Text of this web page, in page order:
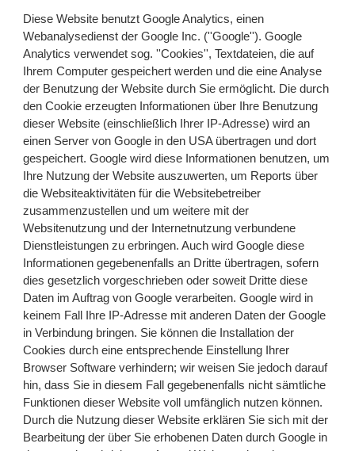
Diese Website benutzt Google Analytics, einen
Webanalysedienst der Google Inc. (''Google''). Google
Analytics verwendet sog. ''Cookies'', Textdateien, die auf
Ihrem Computer gespeichert werden und die eine Analyse
der Benutzung der Website durch Sie ermöglicht. Die durch
den Cookie erzeugten Informationen über Ihre Benutzung
dieser Website (einschließlich Ihrer IP-Adresse) wird an
einen Server von Google in den USA übertragen und dort
gespeichert. Google wird diese Informationen benutzen, um
Ihre Nutzung der Website auszuwerten, um Reports über
die Websiteaktivitäten für die Websitebetreiber
zusammenzustellen und um weitere mit der
Websitenutzung und der Internetnutzung verbundene
Dienstleistungen zu erbringen. Auch wird Google diese
Informationen gegebenenfalls an Dritte übertragen, sofern
dies gesetzlich vorgeschrieben oder soweit Dritte diese
Daten im Auftrag von Google verarbeiten. Google wird in
keinem Fall Ihre IP-Adresse mit anderen Daten der Google
in Verbindung bringen. Sie können die Installation der
Cookies durch eine entsprechende Einstellung Ihrer
Browser Software verhindern; wir weisen Sie jedoch darauf
hin, dass Sie in diesem Fall gegebenenfalls nicht sämtliche
Funktionen dieser Website voll umfänglich nutzen können.
Durch die Nutzung dieser Website erklären Sie sich mit der
Bearbeitung der über Sie erhobenen Daten durch Google in